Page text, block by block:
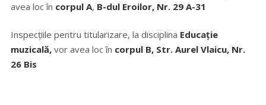
avea loc în corpul A, B-dul Eroilor, Nr. 29 A-31
Inspecțiile pentru titularizare, la disciplina Educație
muzicală, vor avea loc în corpul B, Str. Aurel Vlaicu, Nr.
26 Bis